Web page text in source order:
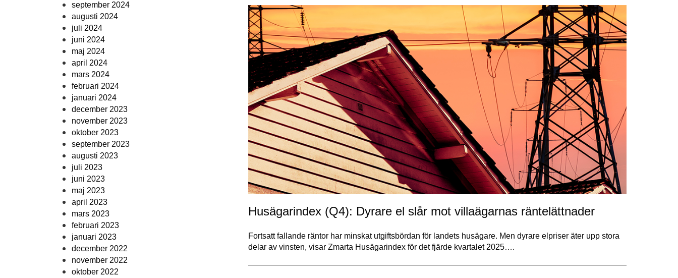
september 2024
augusti 2024
juli 2024
juni 2024
maj 2024
april 2024
mars 2024
februari 2024
januari 2024
december 2023
november 2023
oktober 2023
september 2023
augusti 2023
juli 2023
juni 2023
maj 2023
april 2023
mars 2023
februari 2023
januari 2023
december 2022
november 2022
oktober 2022
Husägarindex (Q4): Dyrare el slår mot villaägarnas räntelättnader
Fortsatt fallande räntor har minskat utgiftsbördan för landets husägare. Men dyrare elpriser äter upp stora
delar av vinsten, visar Zmarta Husägarindex för det fjärde kvartalet 2025….